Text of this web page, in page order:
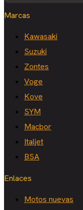
Marcas
Kawasaki
Suzuki
Zontes
Voge
Kove
SYM
Macbor
Italjet
BSA
Enlaces
Motos nuevas